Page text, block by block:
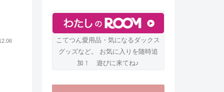
こてつん愛用品・気になるダックス
グッズなど。 お気に入りを随時追
加！ 遊びに来てね♪